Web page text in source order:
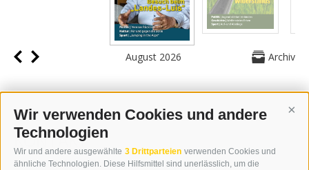
Wir verwenden Cookies und andere
Technologien
Wir und andere ausgewählte 3 Drittparteien verwenden Cookies und
ähnliche Technologien. Diese Hilfsmittel sind unerlässlich, um die
August 2026 Archiv
KONTAKT
WIPP-MEDIA GMBH